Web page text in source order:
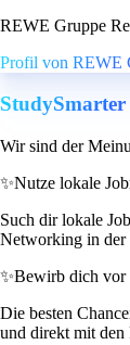
REWE Gruppe
Profil von REWE
Wir sind der
✨Nutze lokale
Such dir lokale
Networking in der
✨Bewirb dich vor
Die besten
und direkt mit den